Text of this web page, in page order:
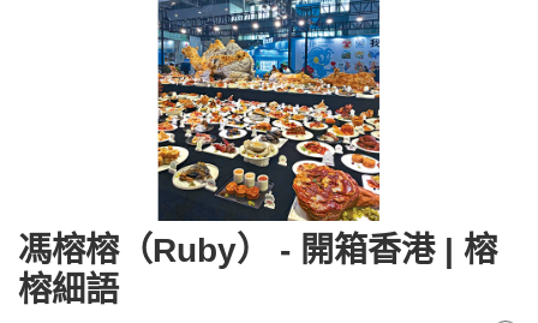
馮榕榕（Ruby） - 開箱香港 | 榕
榕細語